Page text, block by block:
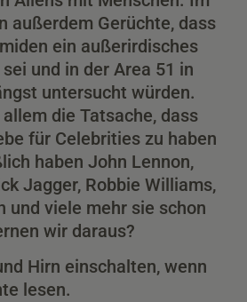
außerdem Gerüchte, dass
ein außerirdisches
und in der Area 51 in
untersucht würden.
die Tatsache, dass
für Celebrities zu haben
haben John Lennon,
Jagger, Robbie Williams,
und viele mehr sie schon
wir daraus?
Hirn einschalten, wenn
lesen.